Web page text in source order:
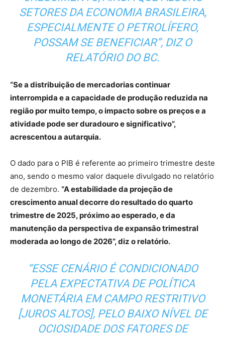
SETORES DA ECONOMIA BRASILEIRA,
ESPECIALMENTE O PETROLÍFERO,
POSSAM SE BENEFICIAR”, DIZ O
RELATÓRIO DO BC.
“Se a distribuição de mercadorias continuar
interrompida e a capacidade de produção reduzida na
região por muito tempo, o impacto sobre os preços e a
atividade pode ser duradouro e significativo”,
acrescentou a autarquia.
O dado para o PIB é referente ao primeiro trimestre deste
ano, sendo o mesmo valor daquele divulgado no relatório
de dezembro. “A estabilidade da projeção de
crescimento anual decorre do resultado do quarto
trimestre de 2025, próximo ao esperado, e da
manutenção da perspectiva de expansão trimestral
moderada ao longo de 2026”, diz o relatório.
“ESSE CENÁRIO É CONDICIONADO
PELA EXPECTATIVA DE POLÍTICA
MONETÁRIA EM CAMPO RESTRITIVO
[JUROS ALTOS], PELO BAIXO NÍVEL DE
OCIOSIDADE DOS FATORES DE